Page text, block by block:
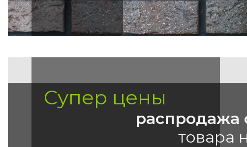
Супер цены
распродажа
товара